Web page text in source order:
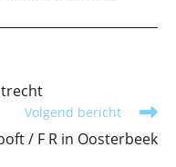
Volgend bericht
/ F R in Oosterbeek